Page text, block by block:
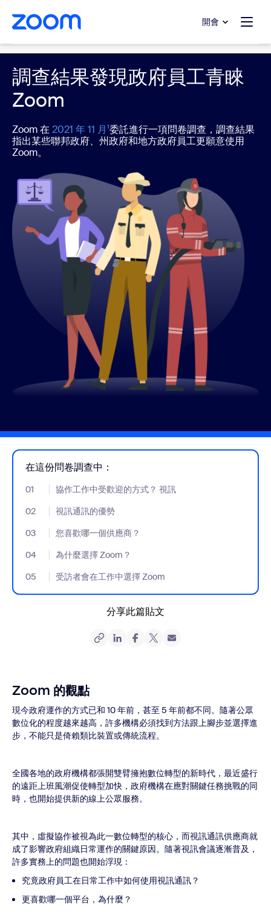
至主要內容
至協助聊天 開會
調查結果發現政府員工青睞
Zoom
Zoom 在 2021 年 11 月¹委託進行一項問卷調查，調查結果
指出某些聯邦政府、州政府和地方政府員工更願意使用
Zoom。
在這份問卷調查中：
01 協作工作中受歡迎的方式？ 視訊
- Jumplink to 協作工作中受歡迎的方式？ 視訊
02
視訊通訊的優勢
- Jumplink to 視訊通訊的優勢
03
您喜歡哪一個供應商？
- Jumplink to 您喜歡哪一個供應商？
04
為什麼選擇 Zoom？
- Jumplink to 為什麼選擇 Zoom？
05
受訪者會在工作中選擇 Zoom
- Jumplink to 受訪者會在工作中選擇 Zoom
分享此篇貼文
Zoom 的觀點
現今政府運作的方式已和 10 年前，甚至 5 年前都不同。隨著公眾
數位化的程度越來越高，許多機構必須找到方法跟上腳步並選擇進
步，不能只是倚賴類比裝置或傳統流程。
全國各地的政府機構都張開雙臂擁抱數位轉型的新時代，最近盛行
的遠距上班風潮促使轉型加快，政府機構在應對關鍵任務挑戰的同
時，也開始提供新的線上公眾服務。
其中，虛擬協作被視為此一數位轉型的核心，而視訊通訊供應商就
成了影響政府組織日常運作的關鍵原因。隨著視訊會議逐漸普及，
許多實務上的問題也開始浮現：
究竟政府員工在日常工作中如何使用視訊通訊？
更喜歡哪一個平台，為什麼？